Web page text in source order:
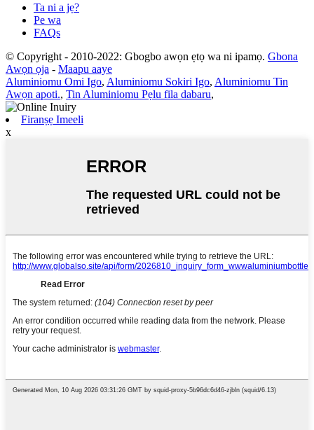
Ta ni a jẹ?
Pe wa
FAQs
© Copyright - 2010-2022: Gbogbo awọn ẹtọ wa ni ipamọ. Gbona
Awọn ọja - Maapu aaye
Aluminiomu Omi Igo, Aluminiomu Sokiri Igo, Aluminiomu Tin
Awọn apoti., Tin Aluminiomu Pẹlu fila dabaru,
Firanṣẹ Imeeli
x